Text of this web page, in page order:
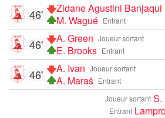
Zidane Agustini Banjaqui
Entrant
M. Wagué
46'
Joueur sortant
A. Green
Entrant
E. Brooks
46'
Joueur sortant
A. Ivan
Entrant
A. Maraš
46'
Joueur sortant S.
Entrant